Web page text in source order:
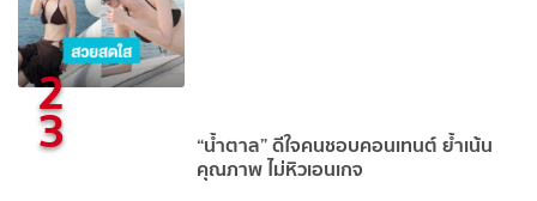
2
3 “น้ำตาล” ดีใจคนชอบคอนเทนต์ ย้ำเน้น
คุณภาพ ไม่หิวเอนเกจ